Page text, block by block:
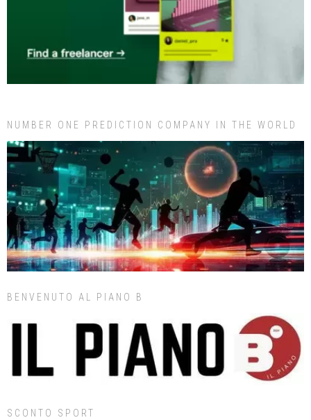
NUMBER ONE PREDICTION COMPANY IN THE WORLD
BENVENUTO AL PIANO B
SCONTO SPORT